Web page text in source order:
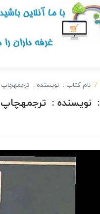
نام کتاب : نویسنده : ترجمهچاپ ۱۳۵۰ قیمت ۱۰۰ هزار تومانخرید تلفنی ۰۹۱۲۵۳۴
۱۳۵۰ قیمت ۱۰۰ هزار تومانخرید تلفنی ۰۹۱۲۵۳۴